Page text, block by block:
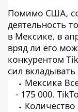
Помимо США,
деятельность
в Мексике, в
вряд ли его
конкурентом
сил
Мексика
- 175 000.
Количество